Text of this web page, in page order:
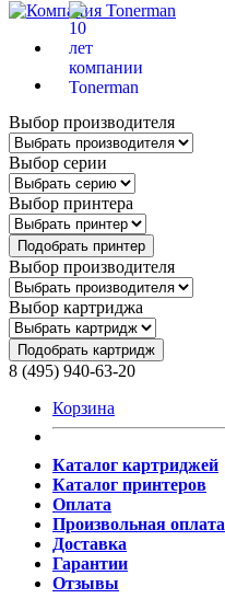
Выбор производителя
Выбор серии
Выбор принтера
Подобрать принтер
Выбор производителя
Выбор картриджа
Подобрать картридж
8 (495) 940-63-20
Корзина
Каталог картриджей
Каталог принтеров
Оплата
Произвольная оплата
Доставка
Гарантии
Отзывы